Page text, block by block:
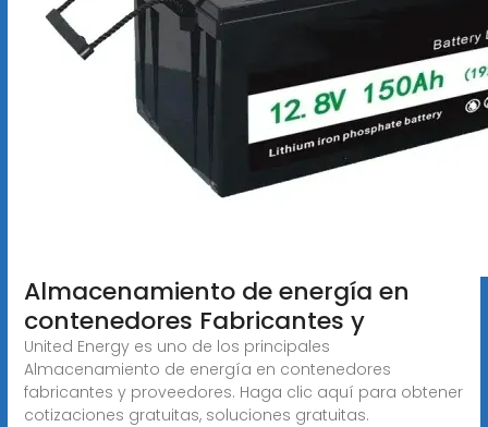
Almacenamiento de energía en
contenedores Fabricantes y
United Energy es uno de los principales
Almacenamiento de energía en contenedores
fabricantes y proveedores. Haga clic aquí para obtener
cotizaciones gratuitas, soluciones gratuitas.